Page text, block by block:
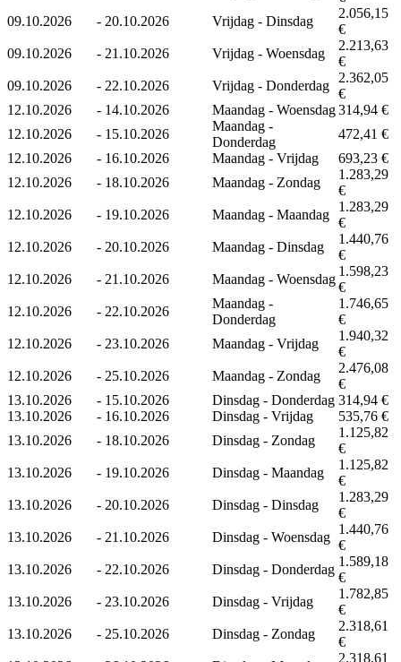
09.10.2026
- 20.10.2026 Vrijdag - Dinsdag
2.056,15
€
09.10.2026
- 21.10.2026 Vrijdag - Woensdag
2.213,63
€
09.10.2026
- 22.10.2026 Vrijdag - Donderdag
2.362,05
€
12.10.2026
- 14.10.2026 Maandag - Woensdag314,94 €
12.10.2026
- 15.10.2026
Maandag -
Donderdag
472,41 €
12.10.2026
- 16.10.2026 Maandag - Vrijdag
693,23 €
12.10.2026
- 18.10.2026 Maandag - Zondag
1.283,29
€
12.10.2026
- 19.10.2026 Maandag - Maandag
1.283,29
€
12.10.2026
- 20.10.2026 Maandag - Dinsdag
1.440,76
€
12.10.2026
- 21.10.2026 Maandag - Woensdag
1.598,23
€
12.10.2026
- 22.10.2026
Maandag -
Donderdag
1.746,65
€
12.10.2026
- 23.10.2026 Maandag - Vrijdag
1.940,32
€
12.10.2026
- 25.10.2026 Maandag - Zondag
2.476,08
€
13.10.2026
- 15.10.2026 Dinsdag - Donderdag 314,94 €
13.10.2026
- 16.10.2026 Dinsdag - Vrijdag
535,76 €
13.10.2026
- 18.10.2026 Dinsdag - Zondag
1.125,82
€
13.10.2026
- 19.10.2026 Dinsdag - Maandag
1.125,82
€
13.10.2026
- 20.10.2026 Dinsdag - Dinsdag
1.283,29
€
13.10.2026
- 21.10.2026 Dinsdag - Woensdag
1.440,76
€
13.10.2026
- 22.10.2026 Dinsdag - Donderdag
1.589,18
€
13.10.2026
- 23.10.2026 Dinsdag - Vrijdag
1.782,85
€
13.10.2026
- 25.10.2026 Dinsdag - Zondag
2.318,61
€
2.318,61